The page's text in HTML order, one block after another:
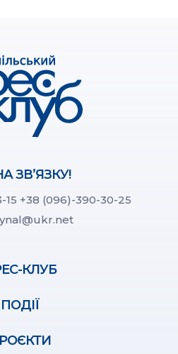
ЗВ’ЯЗКУ!
15 +38 (096)-390-30-25
КЛУБ
ПОДІЇ